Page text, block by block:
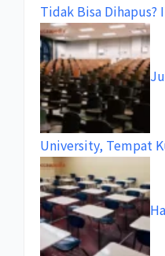
Tidak Bisa Dihapus?
University, Tempat